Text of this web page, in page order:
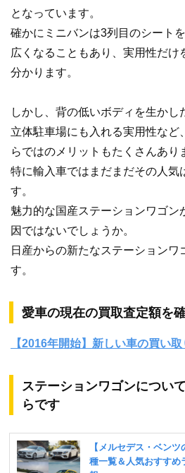
となっています。
確かにミニバンは3列目のシート
広くなることもあり、実用性だけ
分かります。
しかし、背の低いボディを生かし
立体駐車場にも入れる実用性など
らではのメリットもたくさんあり
特に輸入車ではまだまだその人気
す。
魅力的な国産ステーションワゴン
因ではないでしょうか。
日産からの新たなステーションワ
す。
愛車の現在の買取査定額を
【2016年開始】新しい車の買い
ステーションワゴンについ
らです